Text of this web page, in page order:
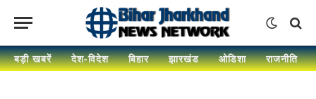
बड़ी खबरें देश-विदेश बिहार झारखंड ओडिशा राजनीति